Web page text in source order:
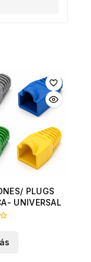
PLUGS
UNIVERSAL